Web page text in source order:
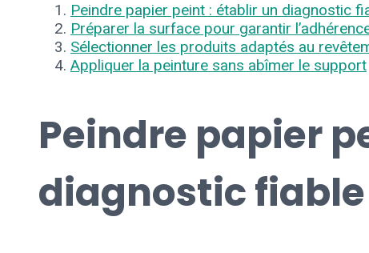
Peindre papier peint : établir un diagnostic
Préparer la surface pour garantir
Sélectionner les produits adaptés au
Appliquer la peinture sans abîmer le support
Peindre papier
diagnostic fiable